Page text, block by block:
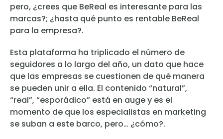
pero, ¿crees que BeReal es interesante para las
marcas?; ¿hasta qué punto es rentable BeReal
para la empresa?.
Esta plataforma ha triplicado el número de
seguidores a lo largo del año, un dato que hace
que las empresas se cuestionen de qué manera
se pueden unir a ella. El contenido “natural”,
“real”, “esporádico” está en auge y es el
momento de que los especialistas en marketing
se suban a este barco, pero… ¿cómo?.